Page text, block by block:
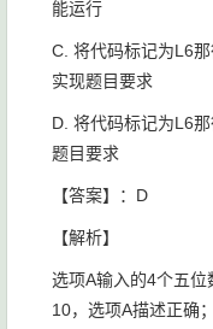
能运行
C. 将代码标记为L6
实现题目要求
D. 将代码标记为L6
题目要求
【答案】：D
【解析】
选项A输入的4个五
10，选项A描述正确